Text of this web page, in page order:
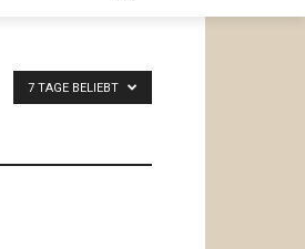
7 TAGE BELIEBT